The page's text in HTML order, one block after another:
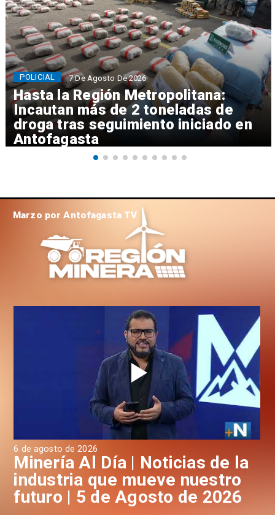
Hasta la Región Metropolitana:
Incautan más de 2 toneladas de
droga tras seguimiento iniciado en
Antofagasta
POLICIAL 7 De Agosto De 2026
6 de agosto de 2026
Minería Al Día | Noticias de la
industria que mueve nuestro
futuro | 5 de Agosto de 2026
Marzo por Antofagasta TV